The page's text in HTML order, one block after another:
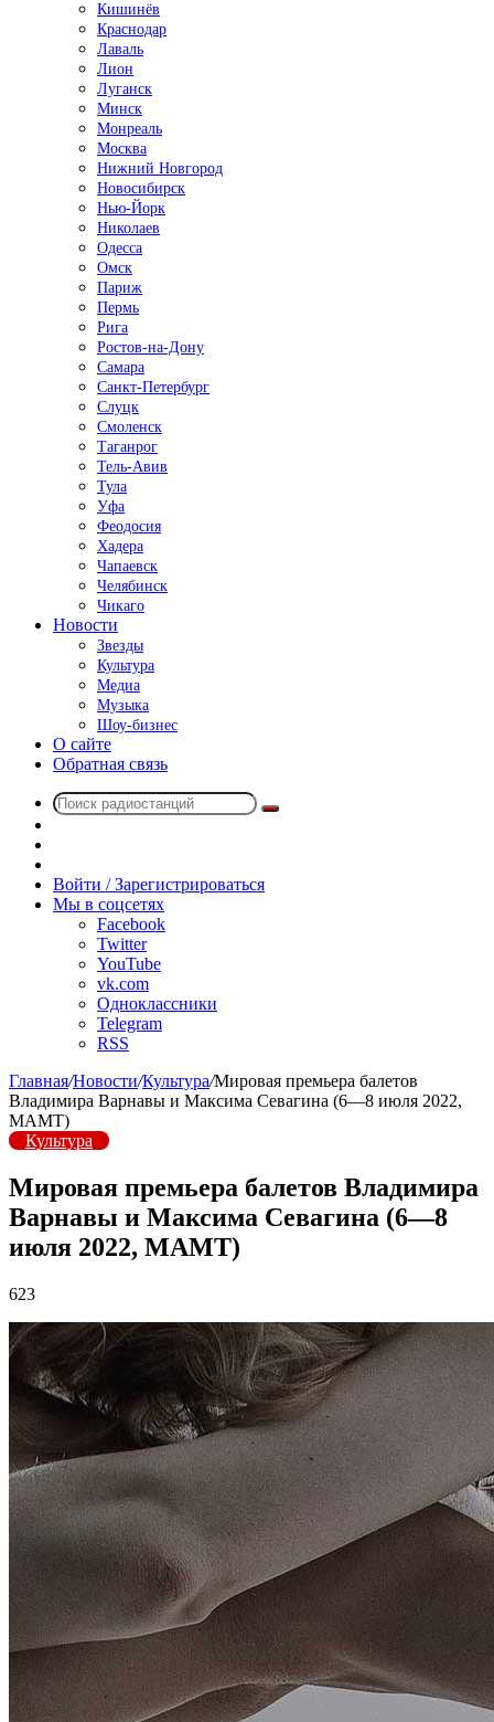
Кишинёв
Краснодар
Лаваль
Лион
Луганск
Минск
Монреаль
Москва
Нижний Новгород
Новосибирск
Нью-Йорк
Николаев
Одесса
Омск
Париж
Пермь
Рига
Ростов-на-Дону
Самара
Санкт-Петербург
Слуцк
Смоленск
Таганрог
Тель-Авив
Тула
Уфа
Феодосия
Хадера
Чапаевск
Челябинск
Чикаго
Новости
Звезды
Культура
Медиа
Музыка
Шоу-бизнес
О сайте
Обратная связь
Поиск
радио
Войти / Зарегистрироваться
Мы в соцсетях
Facebook
Twitter
YouTube
vk.com
Одноклассники
Telegram
RSS
Главная/Новости/Культура/Мировая премьера балетов
Владимира Варнавы и Максима Севагина (6—8 июля 2022,
МАМТ)
Культура
Мировая премьера балетов Владимира
Варнавы и Максима Севагина (6—8
июля 2022, МАМТ)
623